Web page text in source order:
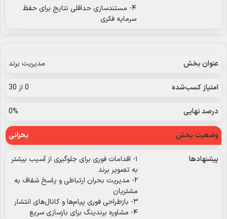
۴- مستندسازی حداقلی نتایج برای حفظ
سرمایه فکری
مدیریت برند
0 از 30
0%
بحرانی
۱- اقدامات فوری برای جلوگیری از آسیب بیشتر
به تصویر برند
۲- مدیریت بحران ارتباطی و پاسخ شفاف به
مشتریان
۳- بازطراحی فوری پیام‌ها و کانال‌های انتشار
۴- مشاوره برندینگ برای بازسازی سریع